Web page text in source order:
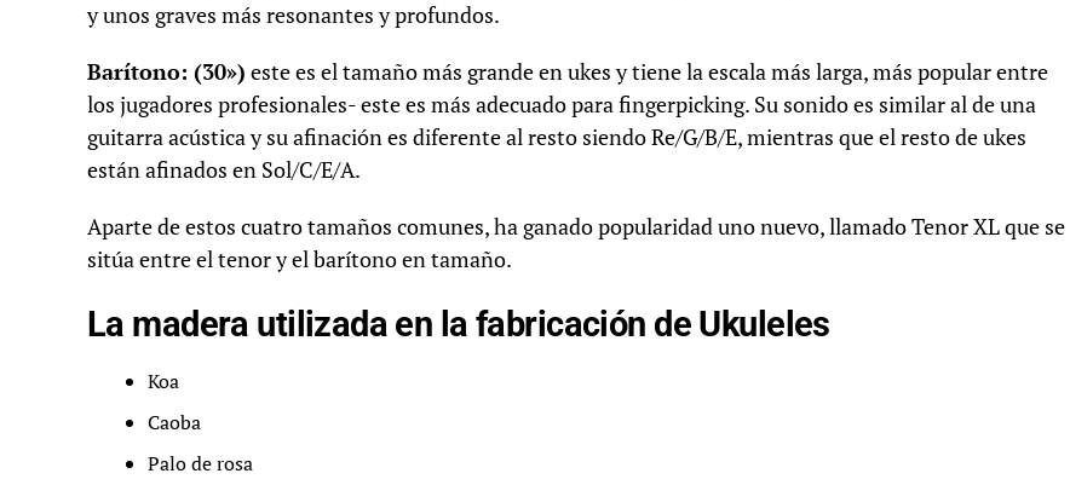
y unos graves más resonantes y profundos.
Barítono: (30») este es el tamaño más grande en ukes y tiene la escala más larga, más popular entre
los jugadores profesionales- este es más adecuado para fingerpicking. Su sonido es similar al de una
guitarra acústica y su afinación es diferente al resto siendo Re/G/B/E, mientras que el resto de ukes
están afinados en Sol/C/E/A.
Aparte de estos cuatro tamaños comunes, ha ganado popularidad uno nuevo, llamado Tenor XL que se
sitúa entre el tenor y el barítono en tamaño.
La madera utilizada en la fabricación de Ukuleles
Koa
Caoba
Palo de rosa